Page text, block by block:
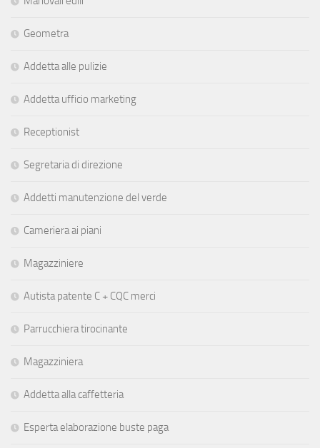
Geometra
Addetta alle pulizie
Addetta ufficio marketing
Receptionist
Segretaria di direzione
Addetti manutenzione del verde
Cameriera ai piani
Magazziniere
Autista patente C + CQC merci
Parrucchiera tirocinante
Magazziniera
Addetta alla caffetteria
Esperta elaborazione buste paga